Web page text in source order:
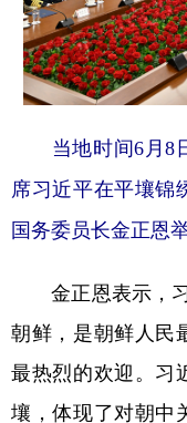
当地时间6月8日
席习近平在平壤锦
国务委员长金正恩
金正恩表示，习
朝鲜，是朝鲜人民
最热烈的欢迎。习
壤，体现了对朝中